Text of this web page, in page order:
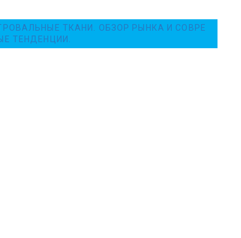
ТКАНИ. ОБЗОР РЫНКА И СОВРЕ
ТЕНДЕНЦИИ.